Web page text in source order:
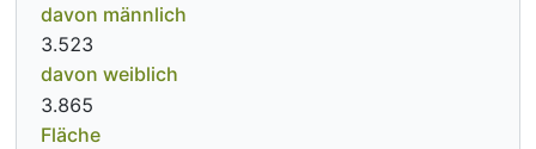
davon männlich
3.523
davon weiblich
3.865
Fläche